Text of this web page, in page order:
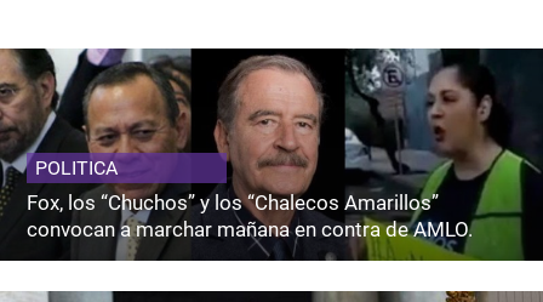
POLITICA
Fox, los “Chuchos” y los “Chalecos Amarillos”
convocan a marchar mañana en contra de AMLO.